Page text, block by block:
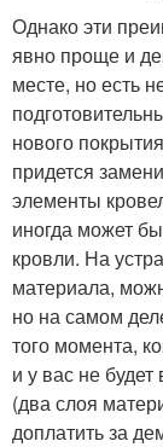
Однако эти
явно проще и
месте, но есть
нового
придется
элементы
иногда может
кровли. На
материала,
но на самом
того момента,
и у вас не
(два слоя
доплатить за